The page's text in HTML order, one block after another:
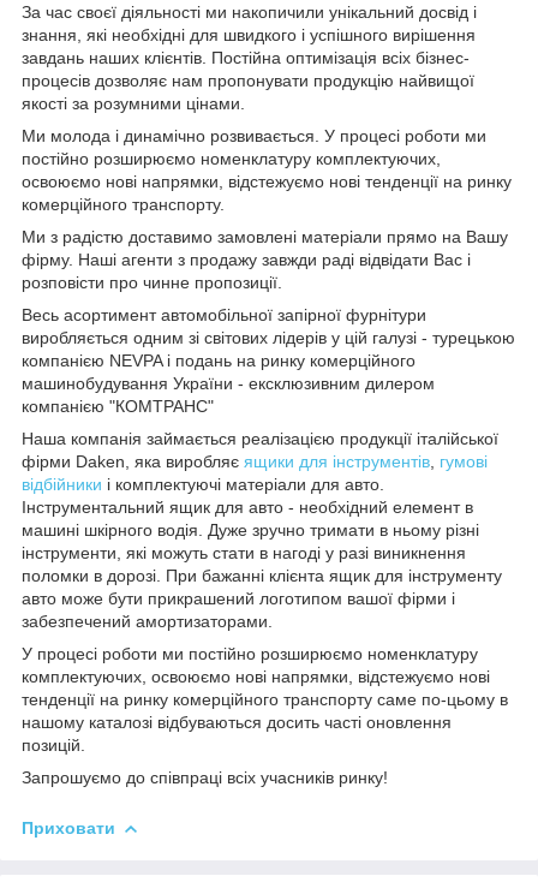
За час своєї діяльності ми накопичили унікальний досвід і
знання, які необхідні для швидкого і успішного вирішення
завдань наших клієнтів. Постійна оптимізація всіх бізнес-
процесів дозволяє нам пропонувати продукцію найвищої
якості за розумними цінами.
Ми молода і динамічно розвивається. У процесі роботи ми
постійно розширюємо номенклатуру комплектуючих,
освоюємо нові напрямки, відстежуємо нові тенденції на ринку
комерційного транспорту.
Ми з радістю доставимо замовлені матеріали прямо на Вашу
фірму. Наші агенти з продажу завжди раді відвідати Вас і
розповісти про чинне пропозиції.
Весь асортимент автомобільної запірної фурнітури
виробляється одним зі світових лідерів у цій галузі - турецькою
компанією NEVPA і подань на ринку комерційного
машинобудування України - ексклюзивним дилером
компанією "КОМТРАНС"
Наша компанія займається реалізацією продукції італійської
фірми Daken, яка виробляє ящики для інструментів гумові
відбійники і комплектуючі матеріали для авто.
Інструментальний ящик для авто - необхідний елемент в
машині шкірного водія. Дуже зручно тримати в ньому різні
інструменти, які можуть стати в нагоді у разі виникнення
поломки в дорозі. При бажанні клієнта ящик для інструменту
авто може бути прикрашений логотипом вашої фірми і
забезпечений амортизаторами.
У процесі роботи ми постійно розширюємо номенклатуру
комплектуючих, освоюємо нові напрямки, відстежуємо нові
тенденції на ринку комерційного транспорту саме по-цьому в
нашому каталозі відбуваються досить часті оновлення
позицій.
Запрошуємо до співпраці всіх учасників ринку!
Приховати